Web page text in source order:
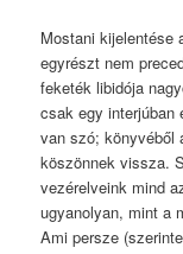
Mostani kijelentése
egyrészt nem
feketék libidója
csak egy interjúban
van szó; könyvéből
köszönnek vissza.
vezérelveink mind
ugyanolyan, mint a
Ami persze